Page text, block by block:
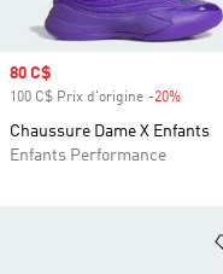
Prix soldé
80 C$
100 C$ Prix d'origine -20%
Chaussure Dame X Enfants
Enfants Performance